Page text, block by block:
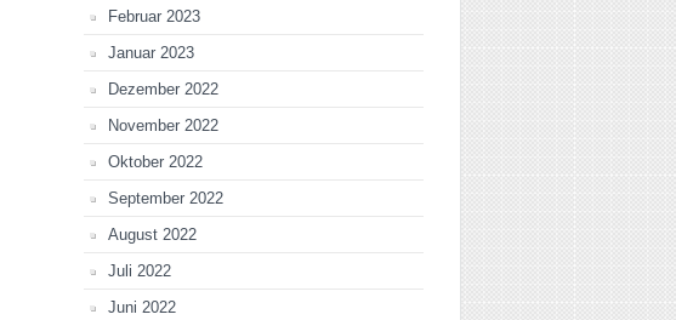
Februar 2023
Januar 2023
Dezember 2022
November 2022
Oktober 2022
September 2022
August 2022
Juli 2022
Juni 2022